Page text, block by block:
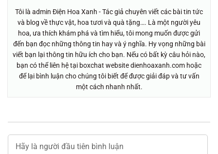
Tôi là admin Điện Hoa Xanh - Tác giả chuyên viết các bài tin tức
và blog về thực vật, hoa tươi và quà tặng…. Là một người yêu
hoa, ưa thích khám phá và tìm hiểu, tôi mong muốn được gửi
đến bạn đọc những thông tin hay và ý nghĩa. Hy vọng những bài
viết bạn lại thông tin hữu ích cho bạn. Nếu có bất kỳ câu hỏi nào,
bạn có thể liên hệ tại boxchat website dienhoaxanh.com hoặc
để lại bình luận cho chúng tôi biết để được giải đáp và tư vấn
một cách nhanh nhất.